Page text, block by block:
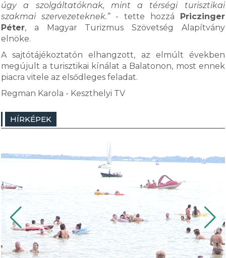
úgy a szolgáltatóknak, mint a térségi turisztikai
szakmai szervezeteknek.”- tette hozzá Priczinger
Péter, a Magyar Turizmus Szövetség Alapítvány
elnöke.
A sajtótájékoztatón elhangzott, az elmúlt években
megújult a turisztikai kínálat a Balatonon, most ennek
piacra vitele az elsődleges feladat.
Regman Karola - Keszthelyi TV
HÍRKÉPEK